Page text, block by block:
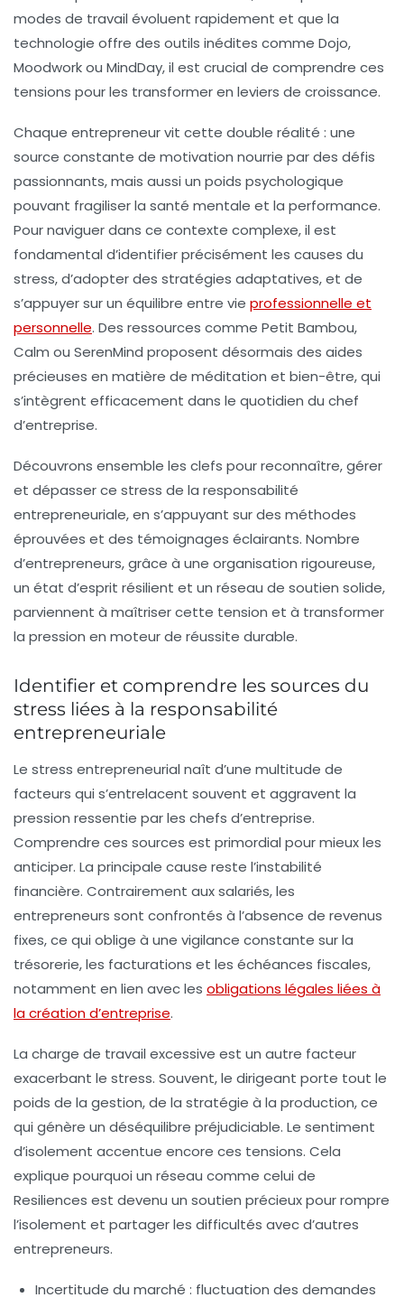
modes de travail évoluent rapidement et que la
technologie offre des outils inédites comme Dojo,
Moodwork ou MindDay, il est crucial de comprendre ces
tensions pour les transformer en leviers de croissance.
Chaque entrepreneur vit cette double réalité : une
source constante de motivation nourrie par des défis
passionnants, mais aussi un poids psychologique
pouvant fragiliser la santé mentale et la performance.
Pour naviguer dans ce contexte complexe, il est
fondamental d’identifier précisément les causes du
stress, d’adopter des stratégies adaptatives, et de
s’appuyer sur un équilibre entre vie professionnelle et
personnelle. Des ressources comme Petit Bambou,
Calm ou SerenMind proposent désormais des aides
précieuses en matière de méditation et bien-être, qui
s’intègrent efficacement dans le quotidien du chef
d’entreprise.
Découvrons ensemble les clefs pour reconnaître, gérer
et dépasser ce stress de la responsabilité
entrepreneuriale, en s’appuyant sur des méthodes
éprouvées et des témoignages éclairants. Nombre
d’entrepreneurs, grâce à une organisation rigoureuse,
un état d’esprit résilient et un réseau de soutien solide,
parviennent à maîtriser cette tension et à transformer
la pression en moteur de réussite durable.
Identifier et comprendre les sources du
stress liées à la responsabilité
entrepreneuriale
Le stress entrepreneurial naît d’une multitude de
facteurs qui s’entrelacent souvent et aggravent la
pression ressentie par les chefs d’entreprise.
Comprendre ces sources est primordial pour mieux les
anticiper. La principale cause reste l’instabilité
financière. Contrairement aux salariés, les
entrepreneurs sont confrontés à l’absence de revenus
fixes, ce qui oblige à une vigilance constante sur la
trésorerie, les facturations et les échéances fiscales,
notamment en lien avec les obligations légales liées à
la création d’entreprise.
La charge de travail excessive est un autre facteur
exacerbant le stress. Souvent, le dirigeant porte tout le
poids de la gestion, de la stratégie à la production, ce
qui génère un déséquilibre préjudiciable. Le sentiment
d’isolement accentue encore ces tensions. Cela
explique pourquoi un réseau comme celui de
Resiliences est devenu un soutien précieux pour rompre
l’isolement et partager les difficultés avec d’autres
entrepreneurs.
Incertitude du marché : fluctuation des demandes